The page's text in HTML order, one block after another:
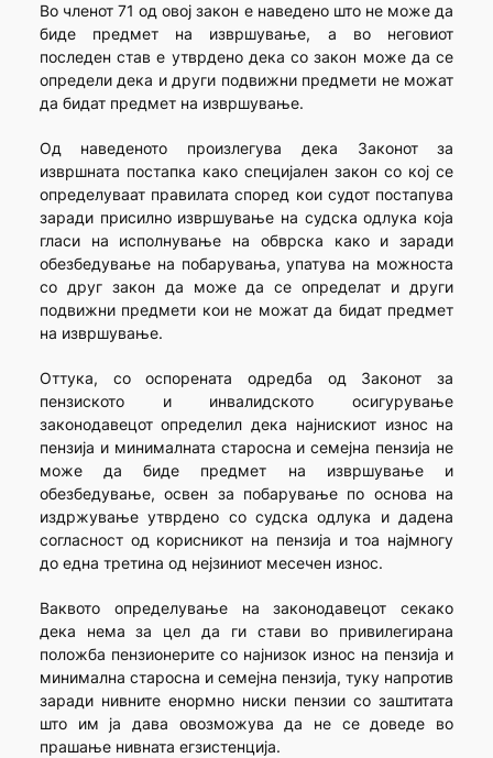
Во членот 71 од овој закон е наведено што не може да
биде предмет на извршување, а во неговиот
последен став е утврдено дека со закон може да се
определи дека и други подвижни предмети не можат
да бидат предмет на извршување.
Од наведеното произлегува дека Законот за
извршната постапка како специјален закон со кој се
определуваат правилата според кои судот постапува
заради присилно извршување на судска одлука која
гласи на исполнување на обврска како и заради
обезбедување на побарувања, упатува на можноста
со друг закон да може да се определат и други
подвижни предмети кои не можат да бидат предмет
на извршување.
Оттука, со оспорената одредба од Законот за
пензиското и инвалидското осигурување
законодавецот определил дека најнискиот износ на
пензија и минималната старосна и семејна пензија не
може да биде предмет на извршување и
обезбедување, освен за побарување по основа на
издржување утврдено со судска одлука и дадена
согласност од корисникот на пензија и тоа најмногу
до една третина од нејзиниот месечен износ.
Ваквото определување на законодавецот секако
дека нема за цел да ги стави во привилегирана
положба пензионерите со најнизок износ на пензија и
минимална старосна и семејна пензија, туку напротив
заради нивните енормно ниски пензии со заштитата
што им ја дава овозможува да не се доведе во
прашање нивната егзистенција.